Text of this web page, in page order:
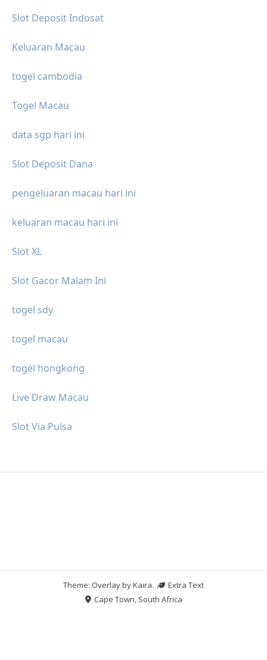
Slot Deposit Indosat
Keluaran Macau
togel cambodia
Togel Macau
data sgp hari ini
Slot Deposit Dana
pengeluaran macau hari ini
keluaran macau hari ini
Slot XL
Slot Gacor Malam Ini
togel sdy
togel macau
togel hongkong
Live Draw Macau
Slot Via Pulsa
Theme: Overlay byKaira.
Extra Text
Cape Town, South Africa